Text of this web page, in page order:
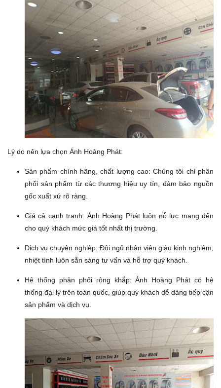
Lý do nên lựa chọn Ánh Hoàng Phát:
Sản phẩm chính hãng, chất lượng cao: Chúng tôi chỉ phân
phối sản phẩm từ các thương hiệu uy tín, đảm bảo nguồn
gốc xuất xứ rõ ràng.
Giá cả cạnh tranh: Ánh Hoàng Phát luôn nỗ lực mang đến
cho quý khách mức giá tốt nhất thị trường.
Dịch vụ chuyên nghiệp: Đội ngũ nhân viên giàu kinh nghiệm,
nhiệt tình luôn sẵn sàng tư vấn và hỗ trợ quý khách.
Hệ thống phân phối rộng khắp: Ánh Hoàng Phát có hệ
thống đại lý trên toàn quốc, giúp quý khách dễ dàng tiếp cận
sản phẩm và dịch vụ.